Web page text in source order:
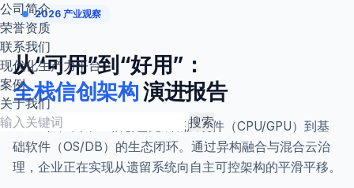
公司简介
荣誉资质
联系我们
现代化生产力平台
案例
关于我们
搜索
2026 产业观察
从“可用”到“好用”：
全栈信创架构演进报告
2026年，中国 IT 信创已完成底层硬件（CPU/GPU）到基
础软件（OS/DB）的生态闭环。通过异构融合与混合云治
理，企业正在实现从遗留系统向自主可控架构的平滑平移。